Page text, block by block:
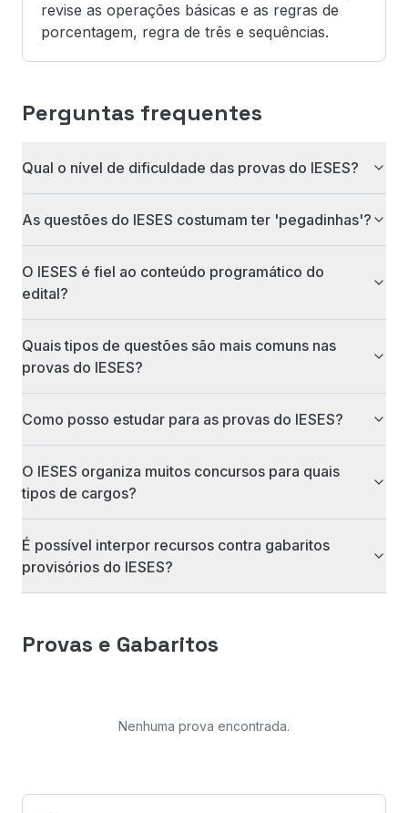
revise as operações básicas e as regras de
porcentagem, regra de três e sequências.
Perguntas frequentes
Qual o nível de dificuldade das provas do IESES?
As questões do IESES costumam ter 'pegadinhas'?
O IESES é fiel ao conteúdo programático do
edital?
Quais tipos de questões são mais comuns nas
provas do IESES?
Como posso estudar para as provas do IESES?
O IESES organiza muitos concursos para quais
tipos de cargos?
É possível interpor recursos contra gabaritos
provisórios do IESES?
Provas e Gabaritos
Nenhuma prova encontrada.